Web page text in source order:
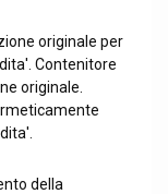
originale per
Contenitore
originale.
della